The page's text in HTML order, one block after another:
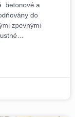
betonové a
do
zpevnými